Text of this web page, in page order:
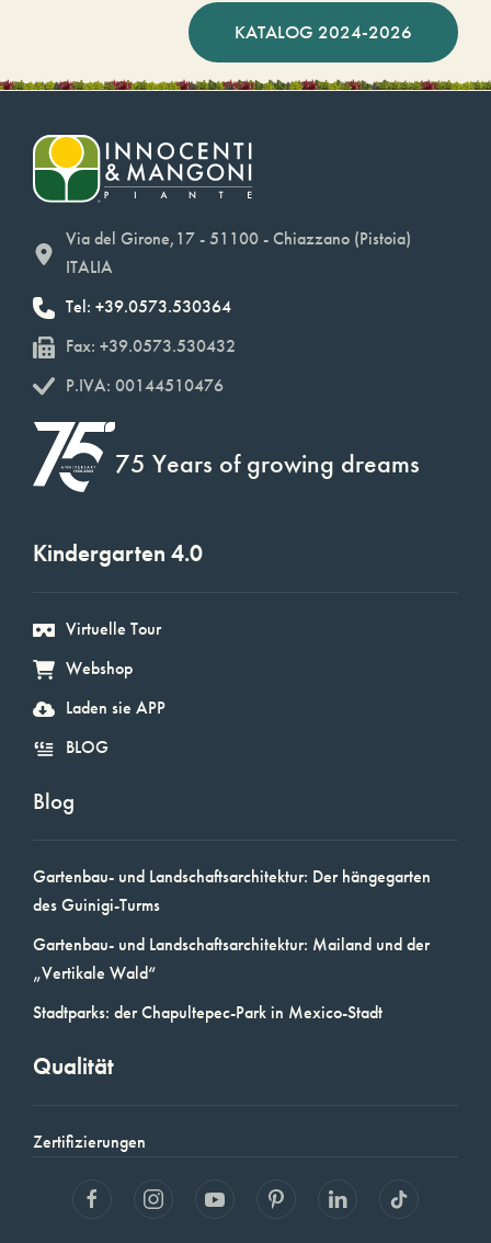
KATALOG 2024-2026
Via del Girone,17 - 51100 - Chiazzano (Pistoia)
ITALIA
Tel: +39.0573.530364
Fax: +39.0573.530432
P.IVA: 00144510476
75 Years of growing dreams
Kindergarten 4.0
Virtuelle Tour
Webshop
Laden sie APP
BLOG
Blog
Gartenbau- und Landschaftsarchitektur: Der hängegarten
des Guinigi-Turms
Gartenbau- und Landschaftsarchitektur: Mailand und der
„Vertikale Wald“
Stadtparks: der Chapultepec-Park in Mexico-Stadt
Qualität
Zertifizierungen